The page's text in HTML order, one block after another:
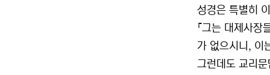
성경은 특별히
『그는 대제사
가 없으시니, 이
그런데도 교리